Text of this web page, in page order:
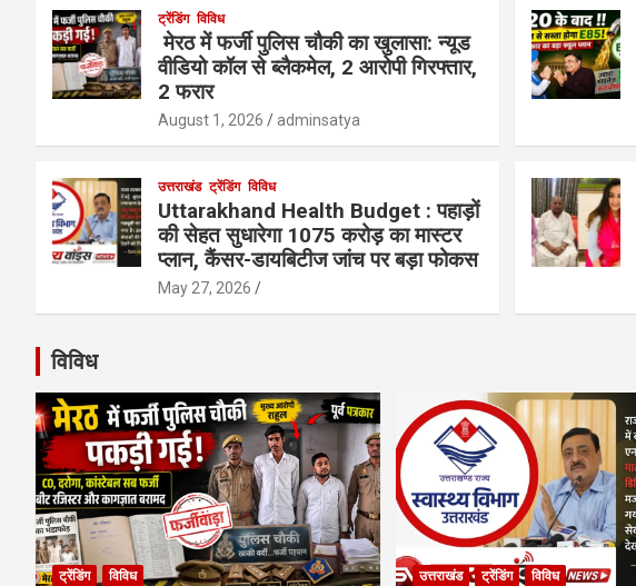
ट्रेंडिंग विविध
मेरठ में फर्जी पुलिस चौकी का खुलासा: न्यूड
वीडियो कॉल से ब्लैकमेल, 2 आरोपी गिरफ्तार,
2 फरार
August 1, 2026 adminsatya
उत्तराखंड ट्रेंडिंग विविध
Uttarakhand Health Budget : पहाड़ों
की सेहत सुधारेगा 1075 करोड़ का मास्टर
प्लान, कैंसर-डायबिटीज जांच पर बड़ा फोकस
May 27, 2026
विविध
ट्रेंडिंग विविध उत्तराखंड ट्रेंडिंग विविध